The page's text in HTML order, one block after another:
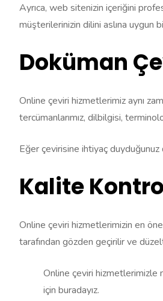
Ayrıca, web sitenizin içeriğini
müşterilerinizin dilini aslına uygun
Doküman
Online çeviri hizmetlerimiz aynı
tercümanlarımız, dilbilgisi,
Eğer çevirisine ihtiyaç
Kalite
Online çeviri hizmetlerimizin en
tarafından gözden geçirilir ve
Online çeviri hizmetlerimizle
için buradayız.